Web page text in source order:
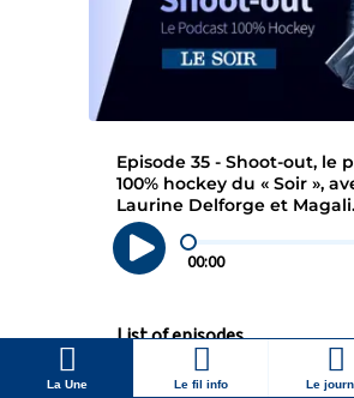
La Une Le fil info Le